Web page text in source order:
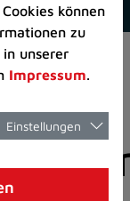
können
zu
unserer
Impressum.
Einstellungen